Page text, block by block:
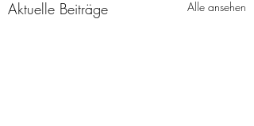
Aktuelle Beiträge Alle ansehen